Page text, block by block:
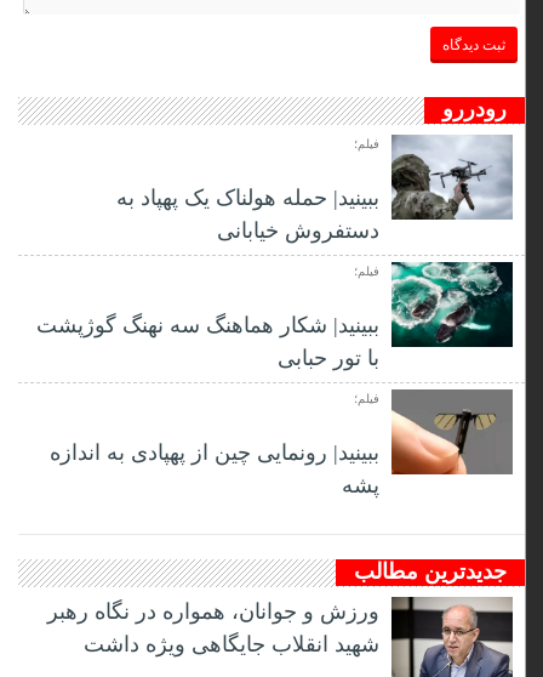
رودررو
فیلم؛
ببینید| حمله هولناک یک پهپاد به
دستفروش خیابانی
فیلم؛
ببینید| شکار هماهنگ سه نهنگ گوژپشت
با تور حبابی
فیلم؛
ببینید| رونمایی چین از پهپادی به اندازه
پشه
جدیدترین مطالب
ورزش و جوانان، همواره در نگاه رهبر
شهید انقلاب جایگاهی ویژه داشت